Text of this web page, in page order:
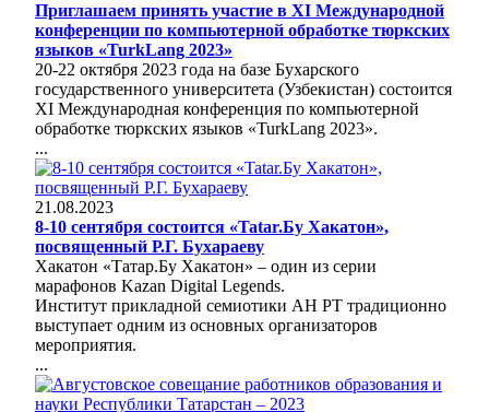
Приглашаем принять участие в ХI Международной
конференции по компьютерной обработке тюркских
языков «TurkLang 2023»
20-22 октября 2023 года на базе Бухарского
государственного университета (Узбекистан) состоится
ХI Международная конференция по компьютерной
обработке тюркских языков «TurkLang 2023».
...
21.08.2023
8-10 сентября состоится «Tatar.Бу Хакатон»,
посвященный Р.Г. Бухараеву
Хакатон «Татар.Бу Хакатон» – один из серии
марафонов Kazan Digital Legends.
Институт прикладной семиотики АН РТ традиционно
выступает одним из основных организаторов
мероприятия.
...